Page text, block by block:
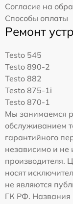
Согласие на
Способы оплаты
Ремонт
Testo 545
Testo 890-2
Testo 882
Testo 875-1i
Testo 870-1
Мы занимаемся
обслуживанием
гарантийного
независимо и не
производителя.
носят
не являются
ГК РФ. Названия